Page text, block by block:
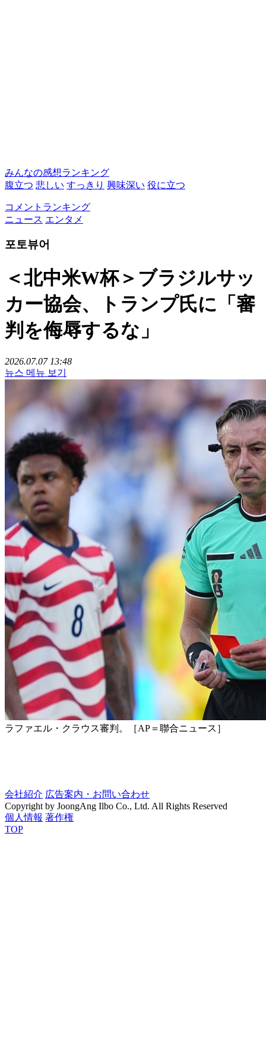
みんなの感想ランキング
腹立つ 悲しい すっきり 興味深い 役に立つ
コメントランキング
ニュース エンタメ
포토뷰어
＜北中米W杯＞ブラジルサッ
カー協会、トランプ氏に「審
判を侮辱するな」
2026.07.07 13:48
뉴스 메뉴 보기
ラファエル・クラウス審判。［AP＝聯合ニュース］
会社紹介 広告案内・お問い合わせ
Copyright by JoongAng Ilbo Co., Ltd. All Rights Reserved
個人情報 著作権
TOP